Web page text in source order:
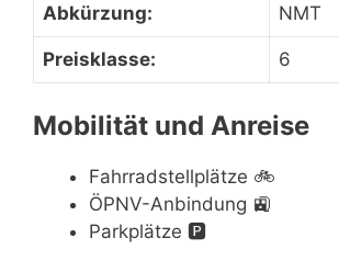
Abkürzung: NMT
Preisklasse: 6
Mobilität und Anreise
Fahrradstellplätze 🚲
ÖPNV-Anbindung 🚉
Parkplätze 🅿️